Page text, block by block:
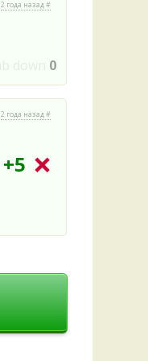
2 года назад #
0
2 года назад #
+5